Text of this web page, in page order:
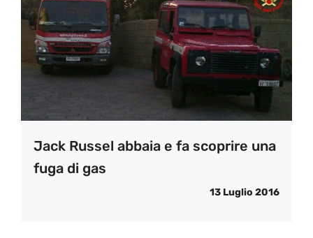
Jack Russel abbaia e fa scoprire una
fuga di gas
13 Luglio 2016